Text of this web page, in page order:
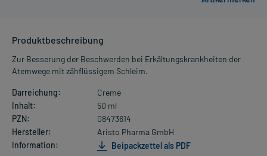
Produktbeschreibung
Zur Besserung der Beschwerden bei Erkältungskrankheiten der
Atemwege mit zähflüssigem Schleim.
Darreichung:
Creme
Inhalt:
50 ml
PZN:
08473614
Hersteller:
Aristo Pharma GmbH
Information:
Beipackzettel als PDF